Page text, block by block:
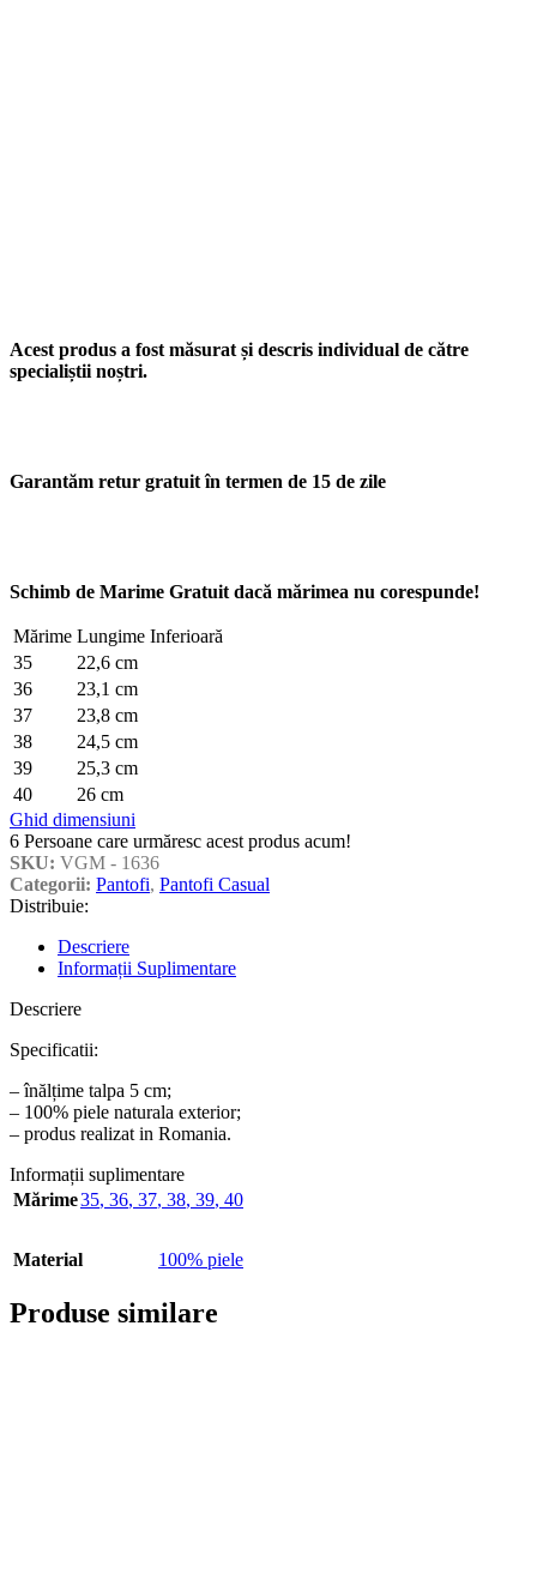
Acest produs a fost măsurat și descris individual de către
specialiștii noștri.
Garantăm retur gratuit în termen de 15 de zile
Schimb de Marime Gratuit dacă mărimea nu corespunde!
Mărime Lungime Inferioară
35
22,6 cm
36
23,1 cm
37
23,8 cm
38
24,5 cm
39
25,3 cm
40
26 cm
Ghid dimensiuni
6 Persoane care urmăresc acest produs acum!
SKU: VGM - 1636
Categorii: Pantofi, Pantofi Casual
Distribuie:
Descriere
Informații Suplimentare
Descriere
Specificatii:
– înălțime talpa 5 cm;
– 100% piele naturala exterior;
– produs realizat in Romania.
Informații suplimentare
Mărime35, 36, 37, 38, 39, 40
Material 100% piele
Produse similare